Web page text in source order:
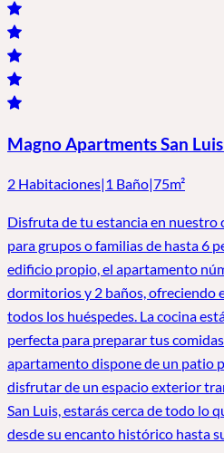
Magno Apartments San
2 Habitaciones|1 Baño|75m²
Disfruta de tu estancia en nuestro
para grupos o familias de hasta 6
edificio propio, el apartamento
dormitorios y 2 baños, ofreciendo
todos los huéspedes. La cocina
perfecta para preparar tus
apartamento dispone de un patio
disfrutar de un espacio exterior
San Luis, estarás cerca de todo lo
desde su encanto histórico hasta